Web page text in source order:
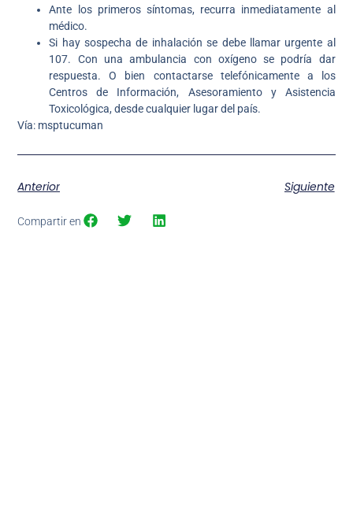
Ante los primeros síntomas, recurra inmediatamente al
médico.
Si hay sospecha de inhalación se debe llamar urgente al
107. Con una ambulancia con oxígeno se podría dar
respuesta. O bien contactarse telefónicamente a los
Centros de Información, Asesoramiento y Asistencia
Toxicológica, desde cualquier lugar del país.
Vía: msptucuman
Anterior Siguiente
Compartir en